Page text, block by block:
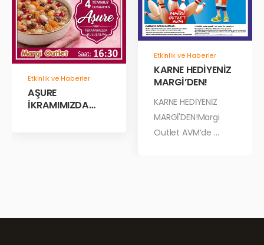
Etkinlik ve Haberler
AŞURE
İKRAMIMIZDA
Etkinlik ve Haberler
KARNE HEDİYENİZ
MARGİ’DEN!
KARNE HEDİYENİZ
MARGİ'DEN!Margi
Outlet AVM’de ...